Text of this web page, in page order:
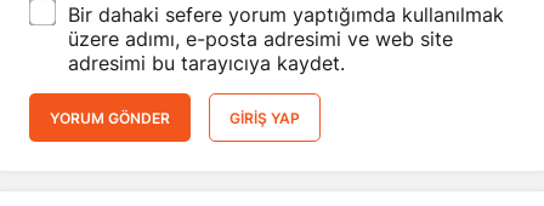
Bir dahaki sefere yorum yaptığımda kullanılmak
üzere adımı, e-posta adresimi ve web site
adresimi bu tarayıcıya kaydet.
YORUM GÖNDER GIRIŞ YAP